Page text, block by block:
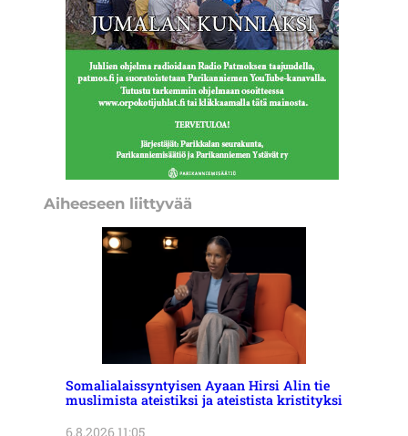
Aiheeseen liittyvää
Somalialaissyntyisen Ayaan Hirsi Alin tie
muslimista ateistiksi ja ateistista kristityksi
6.8.2026 11:05